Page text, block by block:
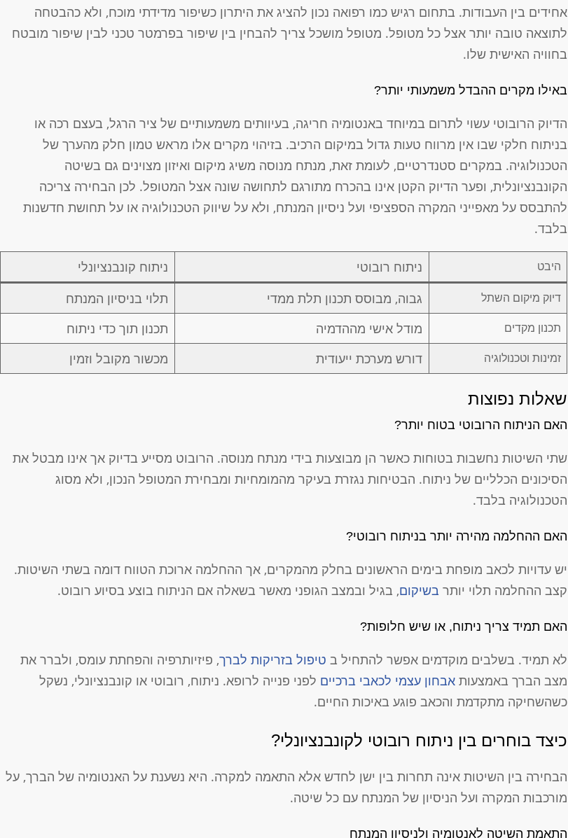
אחידים בין העבודות. בתחום רגיש כמו רפואה נכון להציג את היתרון כשיפור מדידתי מוכח, ולא כהבטחה
לתוצאה טובה יותר אצל כל מטופל. מטופל מושכל צריך להבחין בין שיפור בפרמטר טכני לבין שיפור מובטח
בחוויה האישית שלו.
באילו מקרים ההבדל משמעותי יותר?
הדיוק הרובוטי עשוי לתרום במיוחד באנטומיה חריגה, בעיוותים משמעותיים של ציר הרגל, בעצם רכה או
בניתוח חלקי שבו אין מרווח טעות גדול במיקום הרכיב. בזיהוי מקרים אלו מראש טמון חלק מהערך של
הטכנולוגיה. במקרים סטנדרטיים, לעומת זאת, מנתח מנוסה משיג מיקום ואיזון מצוינים גם בשיטה
הקונבנציונלית, ופער הדיוק הקטן אינו בהכרח מתורגם לתחושה שונה אצל המטופל. לכן הבחירה צריכה
להתבסס על מאפייני המקרה הספציפי ועל ניסיון המנתח, ולא על שיווק הטכנולוגיה או על תחושת חדשנות
בלבד.
היבט ניתוח רובוטי ניתוח קונבנציונלי
דיוק מיקום השתל גבוה, מבוסס תכנון תלת ממדי תלוי בניסיון המנתח
תכנון מקדים מודל אישי מההדמיה תכנון תוך כדי ניתוח
זמינות וטכנולוגיה דורש מערכת ייעודית מכשור מקובל וזמין
שאלות נפוצות
האם הניתוח הרובוטי בטוח יותר?
שתי השיטות נחשבות בטוחות כאשר הן מבוצעות בידי מנתח מנוסה. הרובוט מסייע בדיוק אך אינו מבטל את
הסיכונים הכלליים של ניתוח. הבטיחות נגזרת בעיקר מהמומחיות ומבחירת המטופל הנכון, ולא מסוג
הטכנולוגיה בלבד.
האם ההחלמה מהירה יותר בניתוח רובוטי?
יש עדויות לכאב מופחת בימים הראשונים בחלק מהמקרים, אך ההחלמה ארוכת הטווח דומה בשתי השיטות.
קצב ההחלמה תלוי יותר בשיקום, בגיל ובמצב הגופני מאשר בשאלה אם הניתוח בוצע בסיוע רובוט.
האם תמיד צריך ניתוח, או שיש חלופות?
לא תמיד. בשלבים מוקדמים אפשר להתחיל ב טיפול בזריקות לברך, פיזיותרפיה והפחתת עומס, ולברר את
מצב הברך באמצעות אבחון עצמי לכאבי ברכיים לפני פנייה לרופא. ניתוח, רובוטי או קונבנציונלי, נשקל
כשהשחיקה מתקדמת והכאב פוגע באיכות החיים.
כיצד בוחרים בין ניתוח רובוטי לקונבנציונלי?
הבחירה בין השיטות אינה תחרות בין ישן לחדש אלא התאמה למקרה. היא נשענת על האנטומיה של הברך, על
מורכבות המקרה ועל הניסיון של המנתח עם כל שיטה.
התאמת השיטה לאנטומיה ולניסיון המנתח